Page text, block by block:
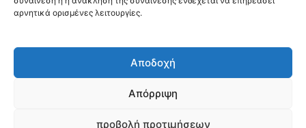
αρνητικά ορισμένες λειτουργίες.
Αποδοχή
Απόρριψη
προβολή προτιμήσεων
Cool spots
ΝΗΣΙΑ
246
© Happy Traveller 2014-2025